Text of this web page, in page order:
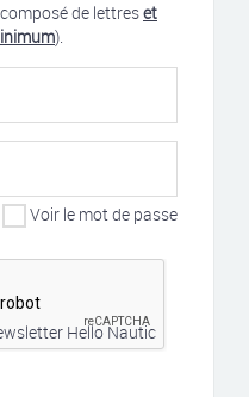
de lettreset
).
Voir le mot de passe
Hello Nautic